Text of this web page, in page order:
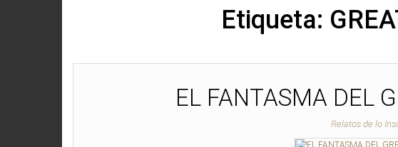
Etiqueta:
EL FANTASMA DEL
Relatos de lo